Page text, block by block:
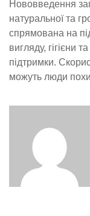
Нововведення
натуральної та
спрямована на
вигляду, гігієни
підтримки.
можуть люди